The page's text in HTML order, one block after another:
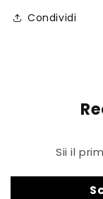
Condividi
Sii il